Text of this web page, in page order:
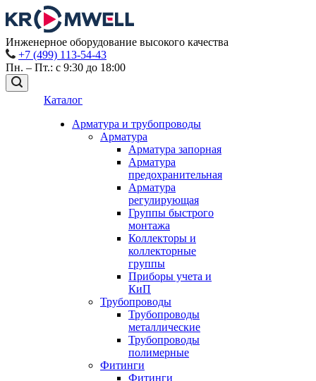
Инженерное оборудование высокого качества
+7 (499) 113-54-43
Пн. – Пт.: с 9:30 до 18:00
Каталог
Арматура и трубопроводы
Арматура
Арматура запорная
Арматура
предохранительная
Арматура
регулирующая
Группы быстрого
монтажа
Коллекторы и
коллекторные
группы
Приборы учета и
КиП
Трубопроводы
Трубопроводы
металлические
Трубопроводы
полимерные
Фитинги
Фитинги